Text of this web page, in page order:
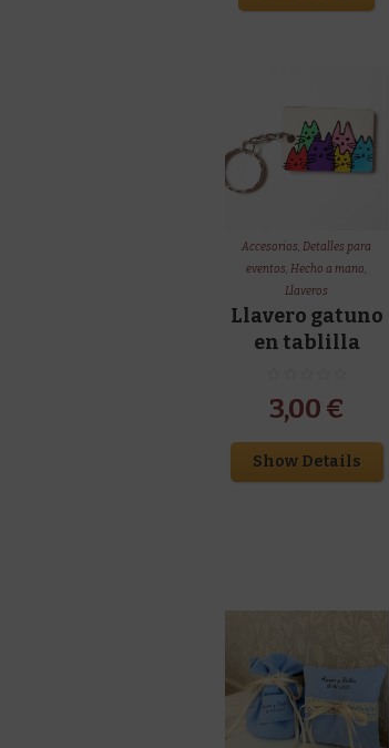
Accesorios,Detalles para
eventos,Hecho a mano,
Llaveros
Llavero gatuno
en tablilla
3,00 €
Show Details